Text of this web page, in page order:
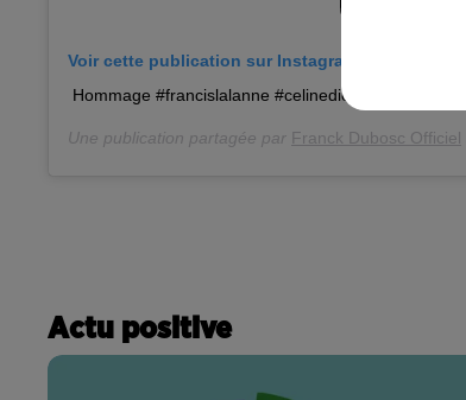
Voir cette publication sur Instagram
Hommage #francislalanne #celinedion #connerie
Une publication partagée par Franck Dubosc Officiel
Actu positive